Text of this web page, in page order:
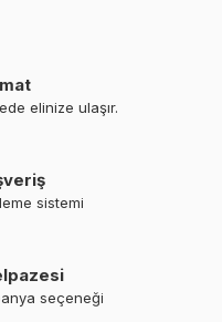
elinize ulaşır.
sistemi
seçeneği